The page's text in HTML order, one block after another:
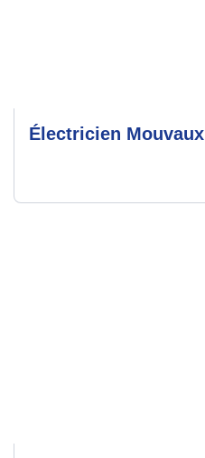
Électricien Mouvaux